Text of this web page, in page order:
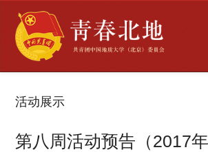
活动展示
第八周活动预告（2017年